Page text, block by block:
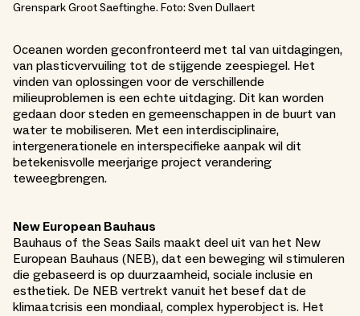
Grenspark Groot Saeftinghe. Foto: Sven Dullaert
Oceanen worden geconfronteerd met tal van uitdagingen,
van plasticvervuiling tot de stijgende zeespiegel. Het
vinden van oplossingen voor de verschillende
milieuproblemen is een echte uitdaging. Dit kan worden
gedaan door steden en gemeenschappen in de buurt van
water te mobiliseren. Met een interdisciplinaire,
intergenerationele en interspecifieke aanpak wil dit
betekenisvolle meerjarige project verandering
teweegbrengen.
New European Bauhaus
Bauhaus of the Seas Sails maakt deel uit van het New
European Bauhaus (NEB), dat een beweging wil stimuleren
die gebaseerd is op duurzaamheid, sociale inclusie en
esthetiek. De NEB vertrekt vanuit het besef dat de
klimaatcrisis een mondiaal, complex hyperobject is. Het